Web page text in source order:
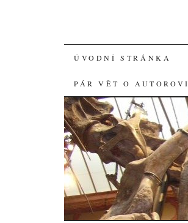
SKIP
TO
CONTENT
ÚVODNÍ STRÁNKA
PÁR VĚT O AUTOROVI